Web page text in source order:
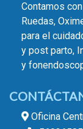
Contamos
Ruedas,
para el
y post parto,
y
Oficina